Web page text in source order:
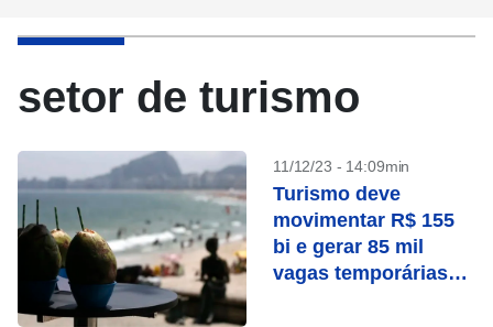
setor de turismo
11/12/23 - 14:09min
Turismo deve
movimentar R$ 155
bi e gerar 85 mil
vagas temporárias